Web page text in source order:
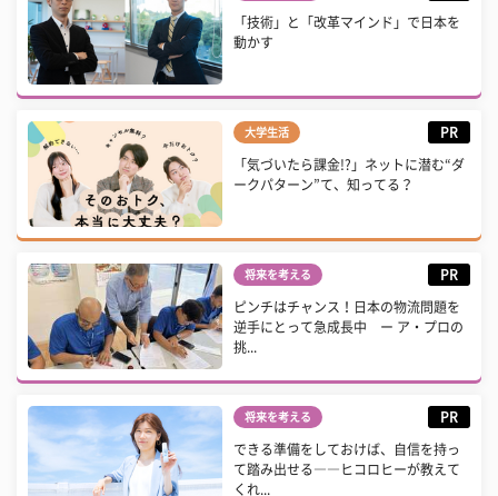
「技術」と「改革マインド」で日本を
動かす
大学生活 PR
「気づいたら課金!?」ネットに潜む“ダ
ークパターン”て、知ってる？
将来を考える PR
ピンチはチャンス！日本の物流問題を
逆手にとって急成長中 ー ア・プロの
挑...
将来を考える PR
できる準備をしておけば、自信を持っ
て踏み出せる――ヒコロヒーが教えて
くれ...